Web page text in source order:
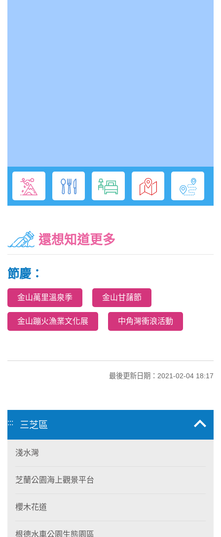
還想知道更多
節慶：
金山萬里溫泉季 金山甘藷節
金山蹦火漁業文化展 中角灣衝浪活動
最後更新日期：2021-02-04 18:17
::: 三芝區
淺水灣
芝蘭公園海上觀景平台
櫻木花道
根德水車公園生態園區